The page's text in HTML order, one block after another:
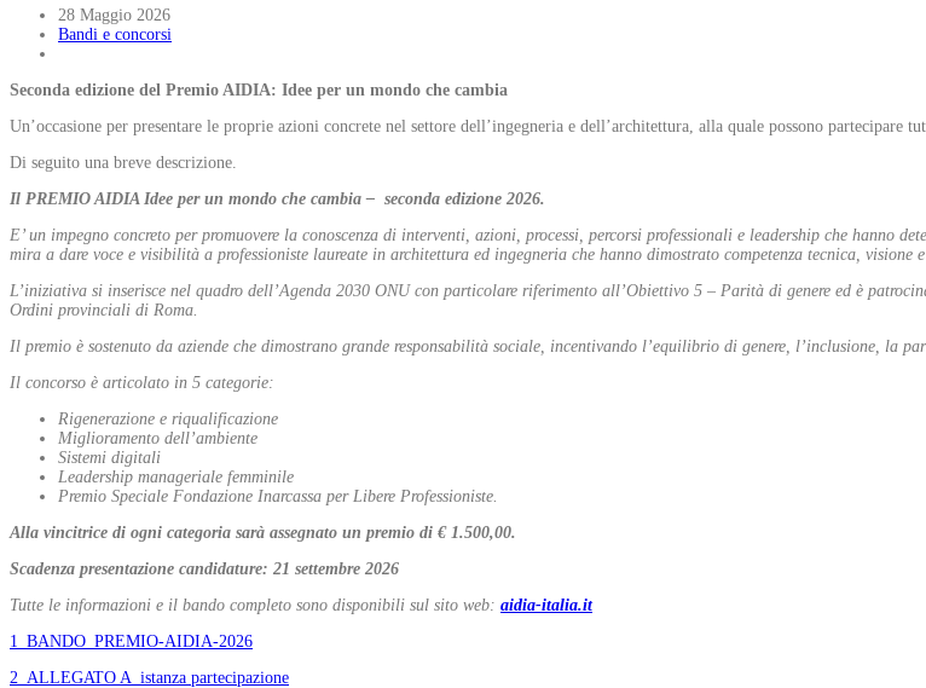
28 Maggio 2026
Bandi e concorsi
Seconda edizione del Premio AIDIA: Idee per un mondo che cambia
Un’occasione per presentare le proprie azioni concrete nel settore dell’ingegneria e dell’architettura, alla quale possono partecipare
Di seguito una breve descrizione.
Il PREMIO AIDIA Idee per un mondo che cambia – seconda edizione 2026.
E’ un impegno concreto per promuovere la conoscenza di interventi, azioni, processi, percorsi professionali e leadership che hanno
mira a dare voce e visibilità a professioniste laureate in architettura ed ingegneria che hanno dimostrato competenza tecnica,
L’iniziativa si inserisce nel quadro dell’Agenda 2030 ONU con particolare riferimento all’Obiettivo 5 – Parità di genere ed è
Ordini provinciali di Roma.
Il premio è sostenuto da aziende che dimostrano grande responsabilità sociale, incentivando l’equilibrio di genere, l’inclusione, la
Il concorso è articolato in 5 categorie:
Rigenerazione e riqualificazione
Miglioramento dell’ambiente
Sistemi digitali
Leadership manageriale femminile
Premio Speciale Fondazione Inarcassa per Libere Professioniste.
Alla vincitrice di ogni categoria sarà assegnato un premio di € 1.500,00.
Scadenza presentazione candidature: 21 settembre 2026
Tutte le informazioni e il bando completo sono disponibili sul sito web: aidia-italia.it
1_BANDO_PREMIO-AIDIA-2026
2_ALLEGATO A_istanza partecipazione